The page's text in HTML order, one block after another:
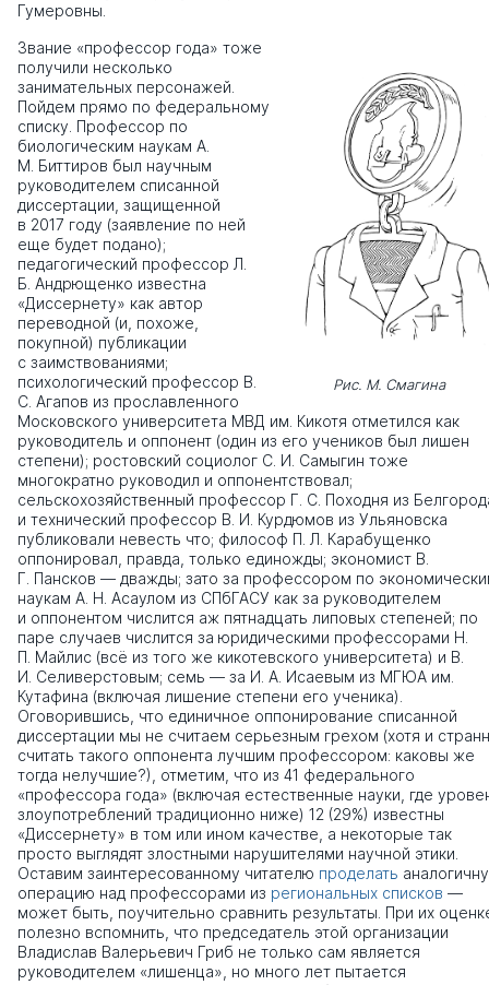
Гумеровны.
Рис. М. Смагина
Звание «профессор года» тоже
получили несколько
занимательных персонажей.
Пойдем прямо по федеральному
списку. Профессор по
биологическим наукам А.
М. Биттиров был научным
руководителем списанной
диссертации, защищенной
в 2017 году (заявление по ней
еще будет подано);
педагогический профессор Л.
Б. Андрющенко известна
«Диссернету» как автор
переводной (и, похоже,
покупной) публикации
с заимствованиями;
психологический профессор В.
С. Агапов из прославленного
Московского университета МВД им. Кикотя отметился как
руководитель и оппонент (один из его учеников был лишен
степени); ростовский социолог С. И. Самыгин тоже
многократно руководил и оппонентствовал;
сельскохозяйственный профессор Г. С. Походня из
и технический профессор В. И. Курдюмов из Ульяновска
публиковали невесть что; философ П. Л. Карабущенко
оппонировал, правда, только единожды; экономист В.
Г. Пансков — дважды; зато за профессором по
наукам А. Н. Асаулом из СПбГАСУ как за руководителем
и оппонентом числится аж пятнадцать липовых степеней; по
паре случаев числится за юридическими профессорами Н.
П. Майлис (всё из того же кикотевского университета) и В.
И. Селиверстовым; семь — за И. А. Исаевым из МГЮА им.
Кутафина (включая лишение степени его ученика).
Оговорившись, что единичное оппонирование списанной
диссертации мы не считаем серьезным грехом (хотя и
считать такого оппонента лучшим профессором: каковы же
тогда нелучшие?), отметим, что из 41 федерального
«профессора года» (включая естественные науки, где
злоупотреблений традиционно ниже) 12 (29%) известны
«Диссернету» в том или ином качестве, а некоторые так
просто выглядят злостными нарушителями научной этики.
Оставим заинтересованному читателю проделать
операцию над профессорами из региональных списков —
может быть, поучительно сравнить результаты. При их
полезно вспомнить, что председатель этой организации
Владислав Валерьевич Гриб не только сам является
руководителем «лишенца», но много лет пытается